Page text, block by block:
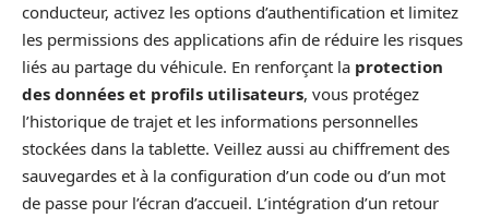
conducteur, activez les options d’authentification et limitez
les permissions des applications afin de réduire les risques
liés au partage du véhicule. En renforçant la protection
des données et profils utilisateurs, vous protégez
l’historique de trajet et les informations personnelles
stockées dans la tablette. Veillez aussi au chiffrement des
sauvegardes et à la configuration d’un code ou d’un mot
de passe pour l’écran d’accueil. L’intégration d’un retour